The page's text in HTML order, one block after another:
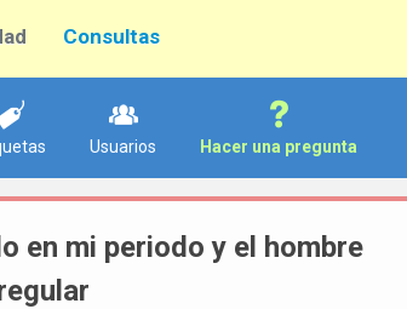
Consultas
Usuarios Hacer una pregunta
en mi periodo y el hombre